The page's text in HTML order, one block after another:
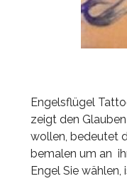
Engelsflügel
zeigt den
wollen, bedeutet
bemalen um an
Engel Sie